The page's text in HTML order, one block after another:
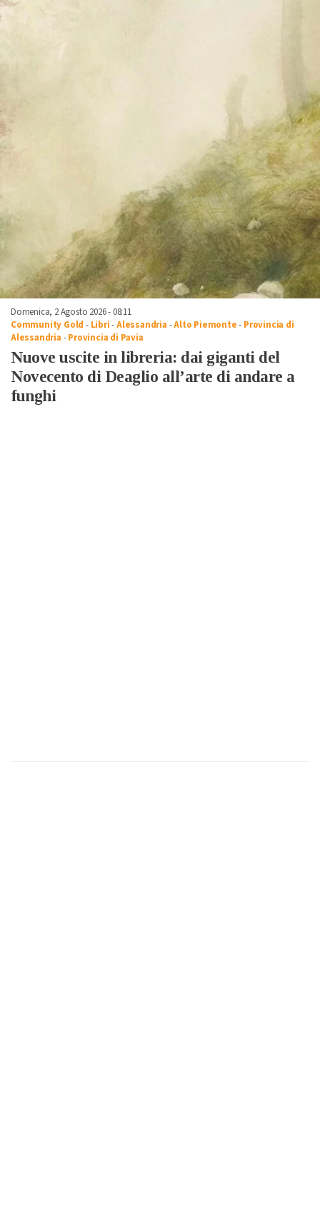
Domenica, 2 Agosto 2026 - 08:11
Community Gold - Libri-Alessandria -Alto Piemonte- Provincia di
Alessandria -Provincia di Pavia
Nuove uscite in libreria: dai giganti del
Novecento di Deaglio all’arte di andare a
funghi